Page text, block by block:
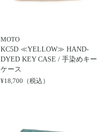
MOTO
KC5D ≪YELLOW≫ HAND-
DYED KEY CASE / 手染めキー
ケース
¥18,700（税込）